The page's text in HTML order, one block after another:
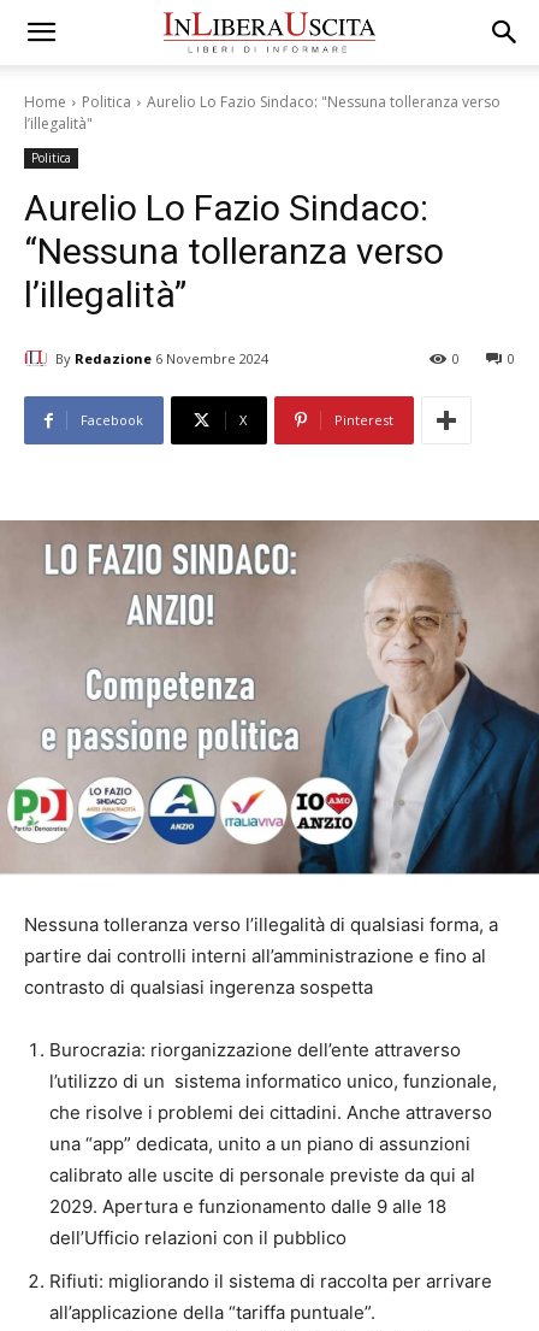
Home Politica
Aurelio Lo Fazio Sindaco: "Nessuna tolleranza verso
l’illegalità"
Politica
Aurelio Lo Fazio Sindaco:
“Nessuna tolleranza verso
l’illegalità”
By Redazione 6 Novembre 2024 0
0
Facebook X Pinterest
Nessuna tolleranza verso l’illegalità di qualsiasi forma, a
partire dai controlli interni all’amministrazione e fino al
contrasto di qualsiasi ingerenza sospetta
Burocrazia: riorganizzazione dell’ente attraverso
l’utilizzo di un sistema informatico unico, funzionale,
che risolve i problemi dei cittadini. Anche attraverso
una “app” dedicata, unito a un piano di assunzioni
calibrato alle uscite di personale previste da qui al
2029. Apertura e funzionamento dalle 9 alle 18
dell’Ufficio relazioni con il pubblico
Rifiuti: migliorando il sistema di raccolta per arrivare
all’applicazione della “tariffa puntuale”.